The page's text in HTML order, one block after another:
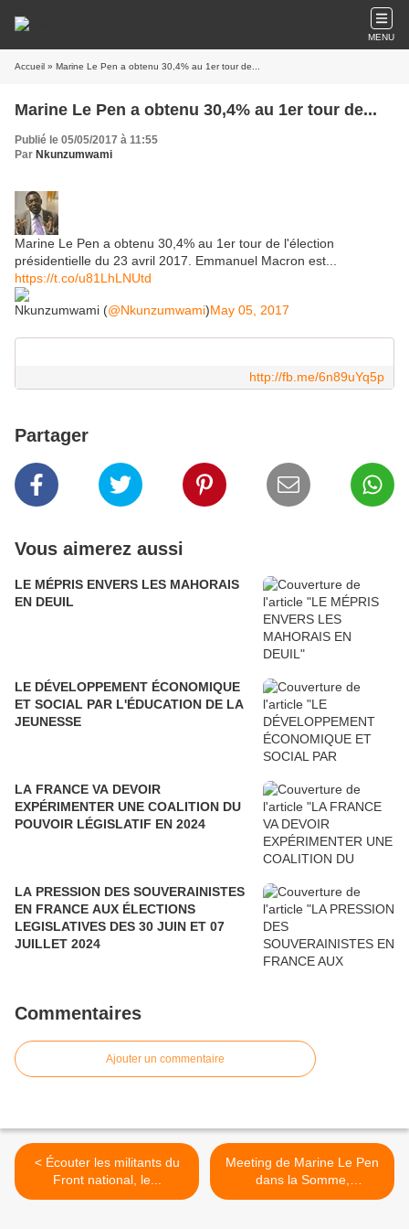
MENU
Accueil » Marine Le Pen a obtenu 30,4% au 1er tour de...
Marine Le Pen a obtenu 30,4% au 1er tour de...
Publié le 05/05/2017 à 11:55
Par Nkunzumwami
Marine Le Pen a obtenu 30,4% au 1er tour de l'élection
présidentielle du 23 avril 2017. Emmanuel Macron est...
https://t.co/u81LhLNUtd
Nkunzumwami (@Nkunzumwami)May 05, 2017
http://fb.me/6n89uYq5p
Partager
Vous aimerez aussi
LE MÉPRIS ENVERS LES MAHORAIS
EN DEUIL
LE DÉVELOPPEMENT ÉCONOMIQUE
ET SOCIAL PAR L'ÉDUCATION DE LA
JEUNESSE
LA FRANCE VA DEVOIR
EXPÉRIMENTER UNE COALITION DU
POUVOIR LÉGISLATIF EN 2024
LA PRESSION DES SOUVERAINISTES
EN FRANCE AUX ÉLECTIONS
LEGISLATIVES DES 30 JUIN ET 07
JUILLET 2024
Commentaires
Ajouter un commentaire
< Écouter les militants du
Front national, le...
Meeting de Marine Le Pen
dans la Somme,
Ennemain.... >